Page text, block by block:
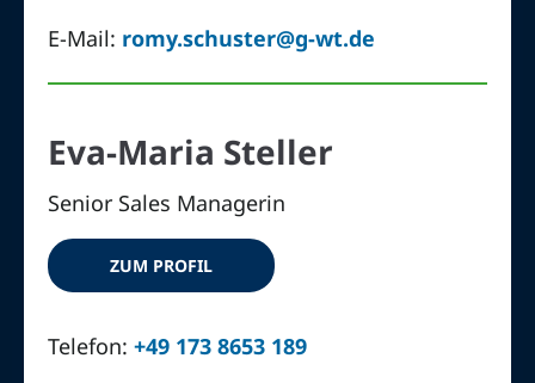
E-Mail: romy.schuster@g-wt.de
Eva-Maria Steller
Senior Sales Managerin
ZUM PROFIL
Telefon:+49 173 8653 189